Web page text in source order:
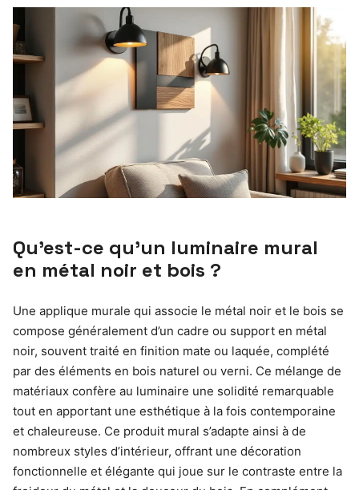
Qu’est-ce qu’un luminaire mural
en métal noir et bois ?
Une applique murale qui associe le métal noir et le bois se
compose généralement d’un cadre ou support en métal
noir, souvent traité en finition mate ou laquée, complété
par des éléments en bois naturel ou verni. Ce mélange de
matériaux confère au luminaire une solidité remarquable
tout en apportant une esthétique à la fois contemporaine
et chaleureuse. Ce produit mural s’adapte ainsi à de
nombreux styles d’intérieur, offrant une décoration
fonctionnelle et élégante qui joue sur le contraste entre la